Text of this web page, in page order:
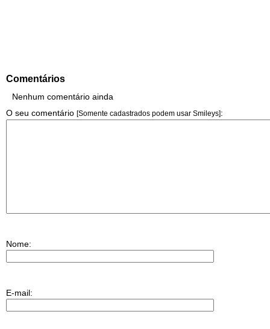
Comentários
Nenhum comentário ainda
O seu comentário [Somente cadastrados podem usar Smileys]:
Nome:
E-mail: